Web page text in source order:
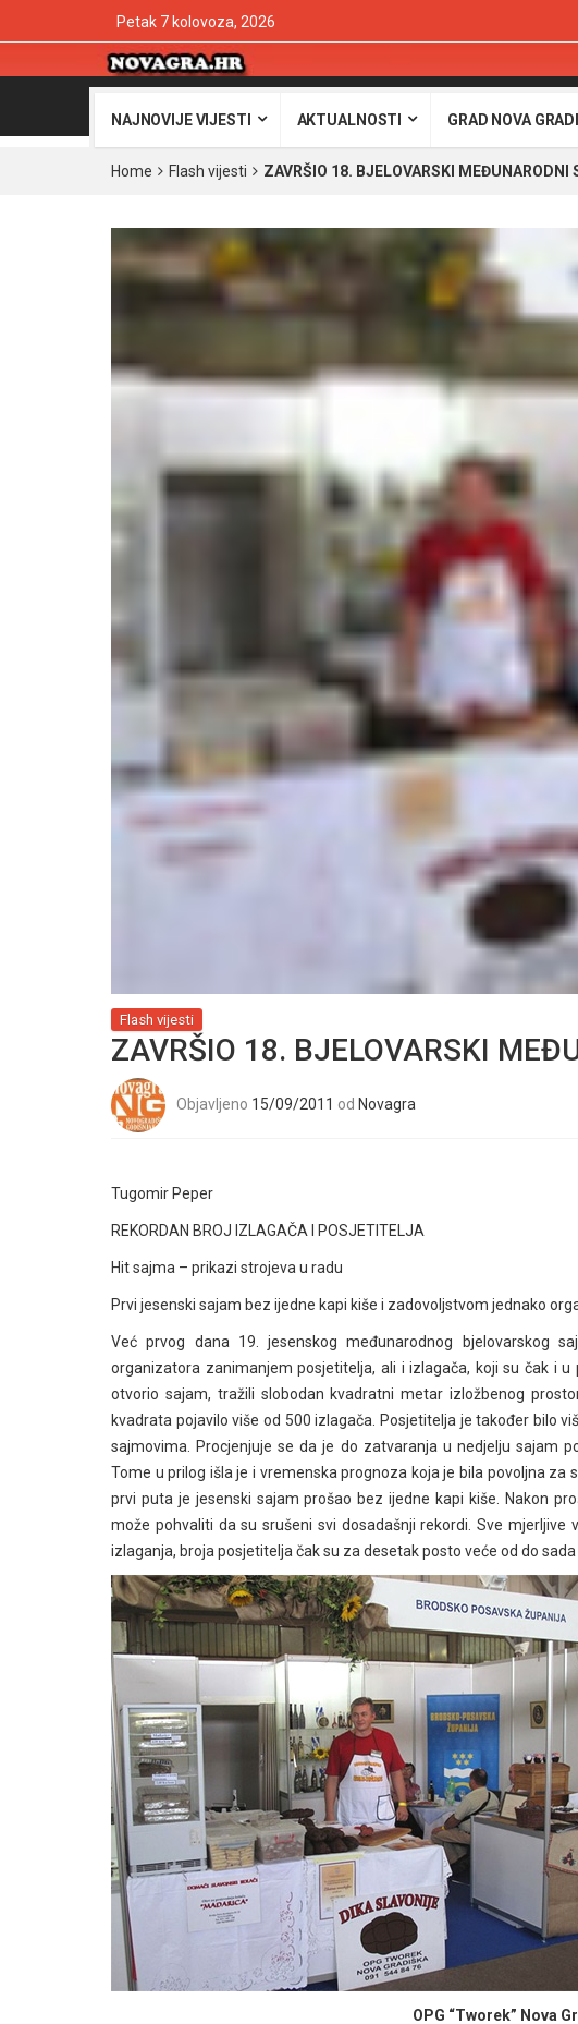
Petak 7 kolovoza, 2026
NAJNOVIJE VIJESTI AKTUALNOSTI GRAD NOVA
Home Flash vijesti ZAVRŠIO 18. BJELOVARSKI MEĐUNARODNI
Flash vijesti
ZAVRŠIO 18. BJELOVARSKI
Objavljeno 15/09/2011 od Novagra
Tugomir Peper
REKORDAN BROJ IZLAGAČA I POSJETITELJA
Hit sajma – prikazi strojeva u radu
Prvi jesenski sajam bez ijedne kapi kiše i zadovoljstvom jednako
Već prvog dana 19. jesenskog međunarodnog bjelovarskog
organizatora zanimanjem posjetitelja, ali i izlagača, koji su čak i
otvorio sajam, tražili slobodan kvadratni metar izložbenog
kvadrata pojavilo više od 500 izlagača. Posjetitelja je također bilo
sajmovima. Procjenjuje se da je do zatvaranja u nedjelju sajam
Tome u prilog išla je i vremenska prognoza koja je bila povoljna za
prvi puta je jesenski sajam prošao bez ijedne kapi kiše. Nakon
može pohvaliti da su srušeni svi dosadašnji rekordi. Sve mjerljive
izlaganja, broja posjetitelja čak su za desetak posto veće od do
OPG “Tworek” Nova